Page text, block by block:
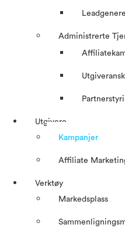
Administrerte
Utgivere
Kampanjer
Affiliate
Verktøy
Markedsplass